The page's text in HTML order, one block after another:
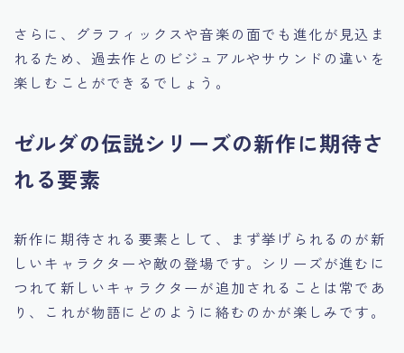
さらに、グラフィックスや音楽の面でも進化が見込ま
れるため、過去作とのビジュアルやサウンドの違いを
楽しむことができるでしょう。
ゼルダの伝説シリーズの新作に期待さ
れる要素
新作に期待される要素として、まず挙げられるのが新
しいキャラクターや敵の登場です。シリーズが進むに
つれて新しいキャラクターが追加されることは常であ
り、これが物語にどのように絡むのかが楽しみです。